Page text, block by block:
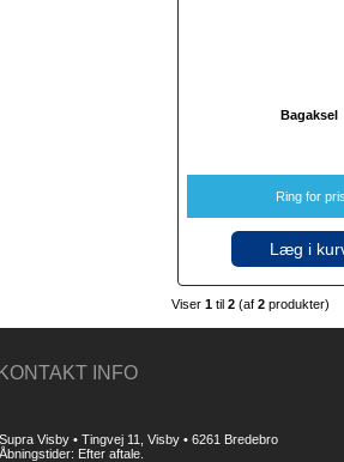
Bagaksel
Ring for pris
Læg i
Viser 1 til 2 (af 2 produkter)
KONTAKT INFO
Supra Visby • Tingvej 11, Visby • 6261 Bredebro
Åbningstider: Efter aftale.